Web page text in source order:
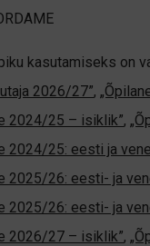
kasutamiseks on
2026/27”,
2024/25 – isiklik”,
2024/25: eesti ja
2025/26: eesti- ja
2025/26: eesti- ja
2026/27 – isiklik”,